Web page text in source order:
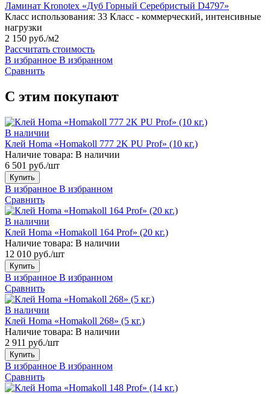
Ламинат Kronotex «Дуб Горный Серебристый D4797»
Класс использования: 33 Класс - коммерческий, интенсивные
нагрузки
2 150 руб./м2
Рассчитать стоимость
В избранное В избранном
Сравнить
С этим покупают
В наличии
Клей Homa «Homakoll 777 2K PU Prof» (10 кг.)
Наличие товара: В наличии
6 501 руб./шт
Купить
В избранное В избранном
Сравнить
В наличии
Клей Homa «Homakoll 164 Prof» (20 кг.)
Наличие товара: В наличии
12 010 руб./шт
Купить
В избранное В избранном
Сравнить
В наличии
Клей Homa «Homakoll 268» (5 кг.)
Наличие товара: В наличии
2 911 руб./шт
Купить
В избранное В избранном
Сравнить